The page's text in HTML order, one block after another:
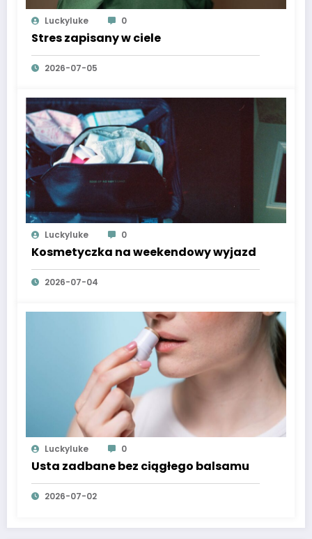
Luckyluke 0
Stres zapisany w ciele
2026-07-05
Luckyluke 0
Kosmetyczka na weekendowy wyjazd
2026-07-04
Luckyluke 0
Usta zadbane bez ciągłego balsamu
2026-07-02